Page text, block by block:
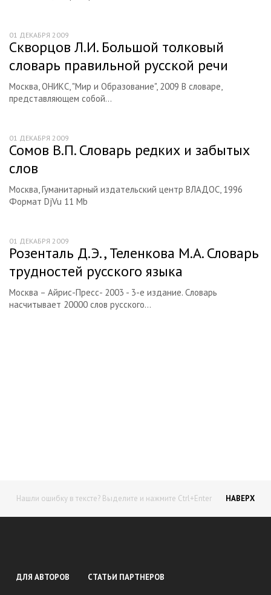
Скворцов Л.И. Большой толковый
словарь правильной русской речи
Москва, ОНИКС, "Мир и Образование", 2009 В словаре,
представляющем собой...
01 ДЕКАБРЯ 2009
Сомов В.П. Словарь редких и забытых
слов
Москва, Гуманитарный издательский центр ВЛАДОС, 1996
Формат DjVu 11 Mb
01 ДЕКАБРЯ 2009
Розенталь Д.Э., Теленкова М.А. Словарь
трудностей русского языка
Москва – Айрис-Пресс- 2003 - 3-е издание. Словарь
насчитывает 20000 слов русского...
01 ДЕКАБРЯ 2009
Нашли ошибку в тексте? Выделите и нажмите Ctrl+Enter НАВЕРХ
ДЛЯ АВТОРОВ СТАТЬИ ПАРТНЕРОВ